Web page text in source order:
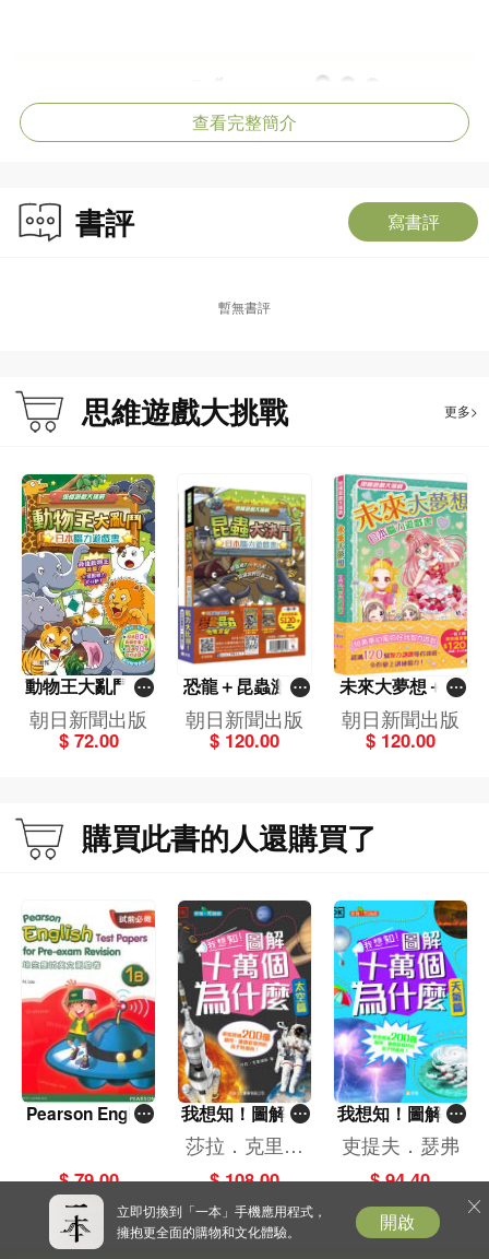
查看完整簡介
書評 寫書評
暫無書評
思維遊戲大挑戰 更多>
動物王大亂鬥-日
本腦力遊戲書[思
維遊戲大挑戰]
朝日新聞出版
$ 72.00
恐龍＋昆蟲激戰
套裝（日本腦力
遊戲書）一套2冊
朝日新聞出版
$ 120.00
未來大夢想＋漫
遊春夏秋冬套裝
（日本腦力遊戲
朝日新聞出版
$ 120.00
購買此書的人還購買了
Pearson Englis
vision 1B
$ 79.00
我想知！圖解十
萬個為什麼（太
空篇）[新雅‧知
識館]
莎拉．克里達
斯
$ 108.00
我想知！圖解十
萬個為什麼（天
氣篇）[新雅‧知
識館]
吏提夫．瑟弗
$ 94.40
立即切換到「一本」手機應用程式，
擁抱更全面的購物和文化體驗。
開啟